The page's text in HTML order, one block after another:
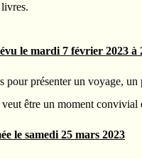
le mardi 7 février 2023 à
pour présenter un voyage,
être un moment convivial
le samedi 25 mars 2023